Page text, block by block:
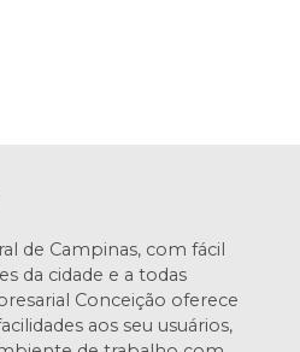
de Campinas, com fácil
da cidade e a todas
Conceição oferece
aos seu usuários,